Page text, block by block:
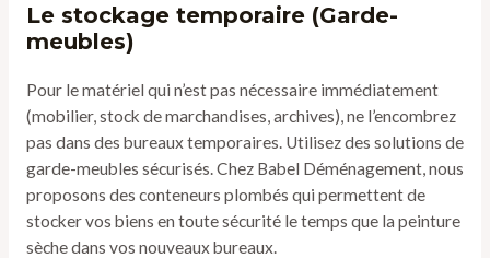
Le stockage temporaire (Garde-
meubles)
Pour le matériel qui n’est pas nécessaire immédiatement
(mobilier, stock de marchandises, archives), ne l’encombrez
pas dans des bureaux temporaires. Utilisez des solutions de
garde-meubles sécurisés. Chez Babel Déménagement, nous
proposons des conteneurs plombés qui permettent de
stocker vos biens en toute sécurité le temps que la peinture
sèche dans vos nouveaux bureaux.